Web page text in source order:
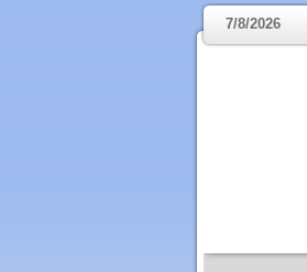
7/8/2026